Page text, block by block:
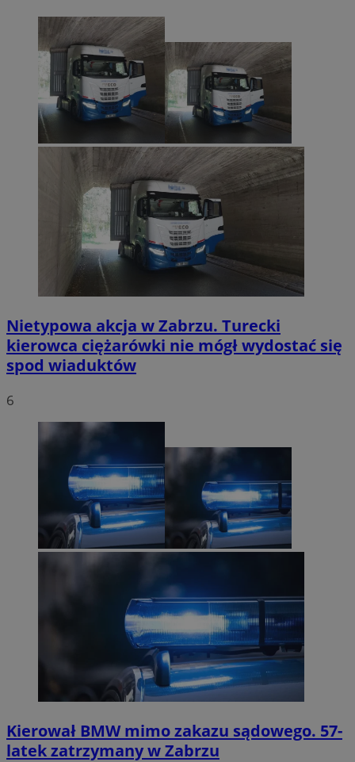
Nietypowa akcja w Zabrzu. Turecki
kierowca ciężarówki nie mógł wydostać się
spod wiaduktów
6
Kierował BMW mimo zakazu sądowego. 57-
latek zatrzymany w Zabrzu